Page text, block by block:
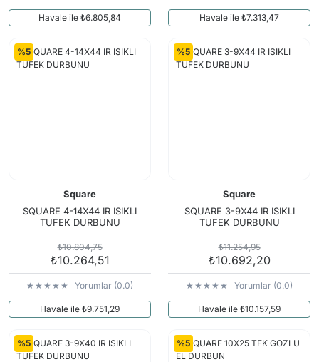
Havale ile ₺6.805,84 Havale ile ₺7.313,47
%5
Square
SQUARE 4-14X44 IR ISIKLI
TUFEK DURBUNU
₺10.804,75
₺10.264,51
Yorumlar (0.0)
Havale ile ₺9.751,29
%5
Square
SQUARE 3-9X44 IR ISIKLI
TUFEK DURBUNU
₺11.254,95
₺10.692,20
Yorumlar (0.0)
Havale ile ₺10.157,59
%5 %5